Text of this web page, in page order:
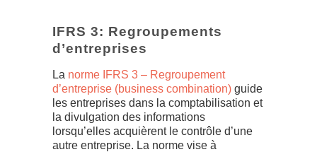
IFRS 3: Regroupements
d’entreprises
La norme IFRS 3 – Regroupement
d’entreprise (business combination) guide
les entreprises dans la comptabilisation et
la divulgation des informations
lorsqu’elles acquièrent le contrôle d’une
autre entreprise. La norme vise à